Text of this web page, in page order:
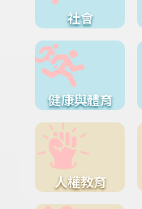
社會
健康與體育
人權教育